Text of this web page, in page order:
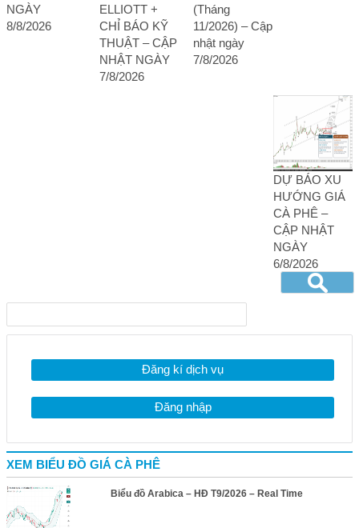
NGÀY
8/8/2026
ELLIOTT +
CHỈ BÁO KỸ
THUẬT – CẬP
NHẬT NGÀY
7/8/2026
(Tháng
11/2026) – Cập
nhật ngày
7/8/2026
DỰ BÁO XU
HƯỚNG GIÁ
CÀ PHÊ –
CẬP NHẬT
NGÀY
6/8/2026
Đăng kí dịch vụ
Đăng nhập
XEM BIỂU ĐỒ GIÁ CÀ PHÊ
Biểu đồ Arabica – HĐ T9/2026 – Real Time